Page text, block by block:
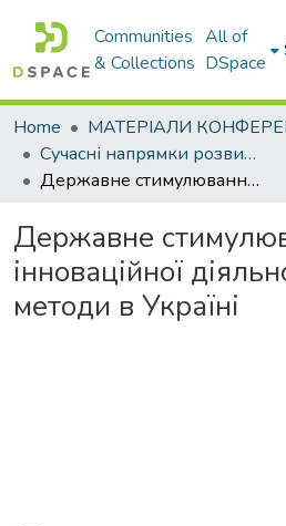
Communities
& Collections
All of
DSpace
Home
Сучасні напрямки розвитку економіки і менеджменту на підприємствах України
Державне стимулювання інноваційної діяльності та їх методи в Україні
Державне
інноваційної
методи в Україні